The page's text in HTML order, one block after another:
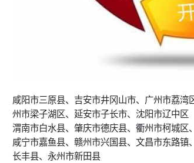
咸阳市三原县、吉安市井冈山市、广州市荔
州市梁子湖区、延安市子长市、沈阳市辽中区
渭南市白水县、肇庆市德庆县、衢州市柯城
咸宁市嘉鱼县、赣州市兴国县、文昌市东路
长丰县、永州市新田县